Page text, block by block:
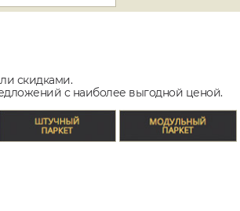
скидками.
с наиболее выгодной ценой.